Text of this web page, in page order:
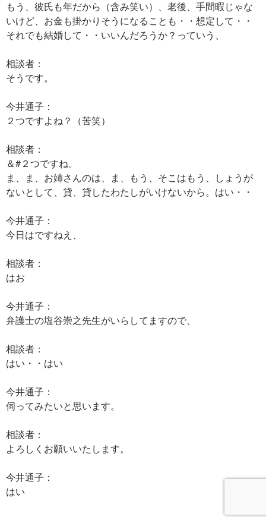
もう、彼氏も年だから（含み笑い）、老後、手間暇じゃな
いけど、お金も掛かりそうになることも・・想定して・・
それでも結婚して・・いいんだろうか？っていう、
相談者：
そうです。
今井通子：
２つですよね？（苦笑）
相談者：
＆#２つですね。
ま、ま、お姉さんのは、ま、もう、そこはもう、しょうが
ないとして、貸、貸したわたしがいけないから。はい・・
今井通子：
今日はですねえ、
相談者：
はお
今井通子：
弁護士の塩谷崇之先生がいらしてますので、
相談者：
はい・・はい
今井通子：
伺ってみたいと思います。
相談者：
よろしくお願いいたします。
今井通子：
はい